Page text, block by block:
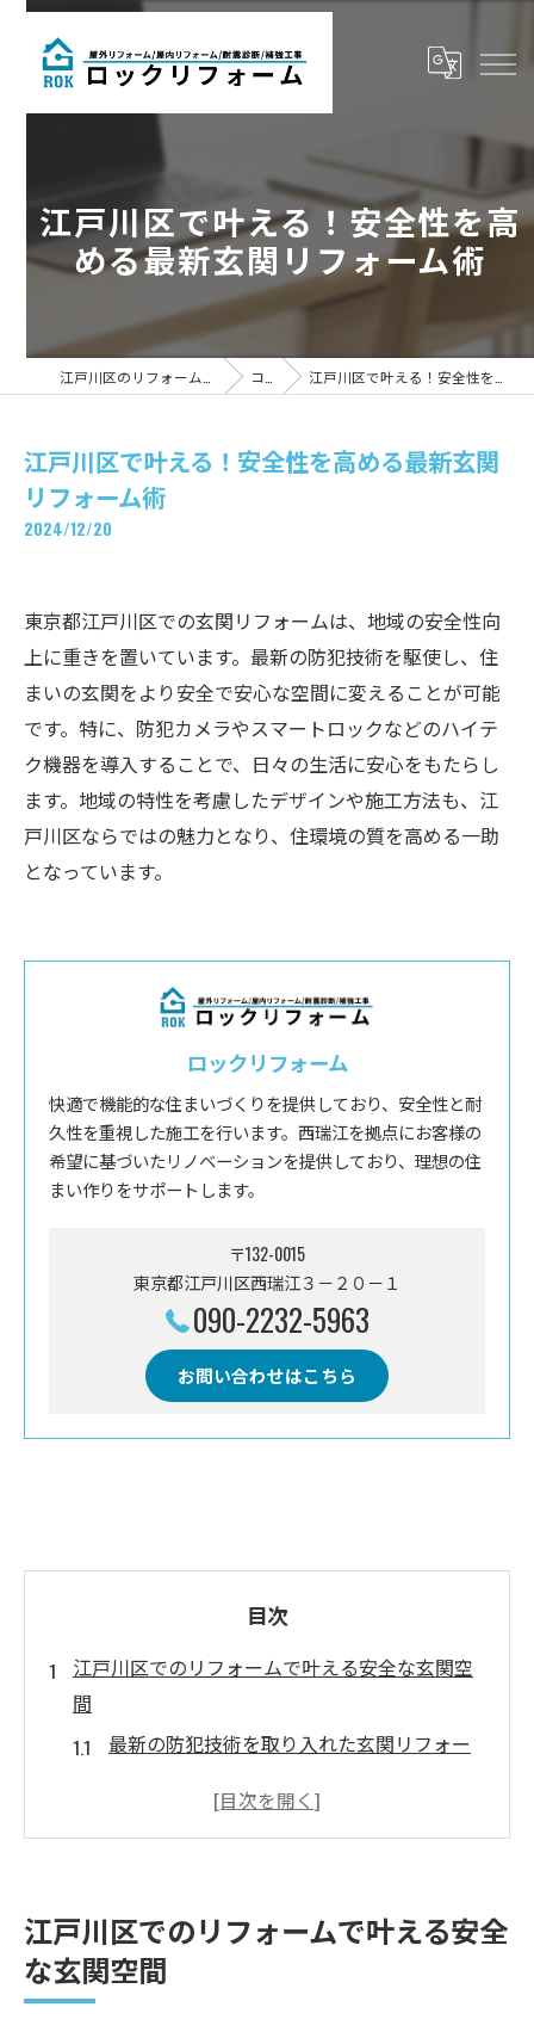
江戸川区で叶える！安全性を高
める最新玄関リフォーム術
コラム 江戸川区で叶える！安全性を高める最新玄関リフォーム術
江戸川区で叶える！安全性を高める最新玄関
リフォーム術
2024/12/20
東京都江戸川区での玄関リフォームは、地域の安全性向
上に重きを置いています。最新の防犯技術を駆使し、住
まいの玄関をより安全で安心な空間に変えることが可能
です。特に、防犯カメラやスマートロックなどのハイテ
ク機器を導入することで、日々の生活に安心をもたらし
ます。地域の特性を考慮したデザインや施工方法も、江
戸川区ならではの魅力となり、住環境の質を高める一助
となっています。
ロックリフォーム
快適で機能的な住まいづくりを提供しており、安全性と耐
久性を重視した施工を行います。西瑞江を拠点にお客様の
希望に基づいたリノベーションを提供しており、理想の住
まい作りをサポートします。
〒132-0015
東京都江戸川区西瑞江３－２０－１
090-2232-5963
お問い合わせはこちら
目次
江戸川区でのリフォームで叶える安全な玄関空
間
最新の防犯技術を取り入れた玄関リフォー
江戸川区の住環境に最適なセキュリティド
ム事例
安全性能を重視した玄関デザインの秘訣
江戸川区でのリフォームで叶える安全
な玄関空間